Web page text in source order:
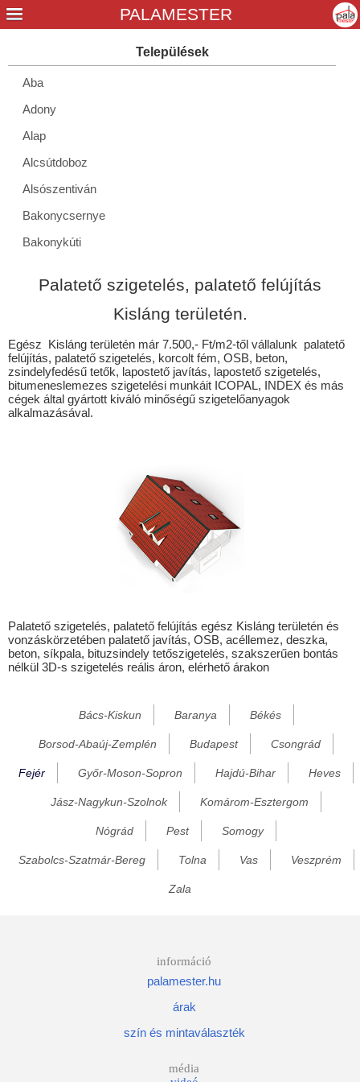
Aba
Adony
Alap
Alcsútdoboz
Alsószentiván
Bakonycsernye
Bakonykúti
Baracs
Beloiannisz
Besnyő
Bicske
Csót
Dég
Enying
Ercsi
Fehérvárcsurgó
Felcsút
Palatető szigetelés, palatető felújítás
Kisláng területén.
Egész Kisláng területén már 7.500,- Ft/m2-től vállalunk palatető
felújítás, palatető szigetelés, korcolt fém, OSB, beton,
zsindelyfedésű tetők, lapostető javítás, lapostető szigetelés,
bitumeneslemezes szigetelési munkáit ICOPAL, INDEX és más
cégek által gyártott kiváló minőségű szigetelőanyagok
alkalmazásával.
Palatető szigetelés, palatető felújítás egész Kisláng területén és
vonzáskörzetében palatető javítás, OSB, acéllemez, deszka,
beton, síkpala, bituzsindely tetőszigetelés, szakszerűen bontás
nélkül 3D-s szigetelés reális áron, elérhető árakon
Bács-Kiskun Baranya Békés
Borsod-Abaúj-Zemplén Budapest Csongrád
Fejér Győr-Moson-Sopron Hajdú-Bihar Heves
Jász-Nagykun-Szolnok Komárom-Esztergom
Nógrád Pest Somogy
Szabolcs-Szatmár-Bereg Tolna Vas Veszprém
Zala
információ
palamester.hu
árak
szín és mintaválaszték
média